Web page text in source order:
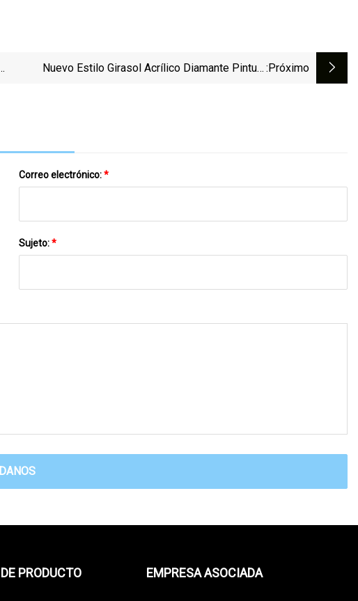
Nuevo Estilo Girasol Acrílico Diamante Pintura :próximo
Correo electrónico:*
Sujeto:*
PRODUCTO EMPRESA ASOCIADA